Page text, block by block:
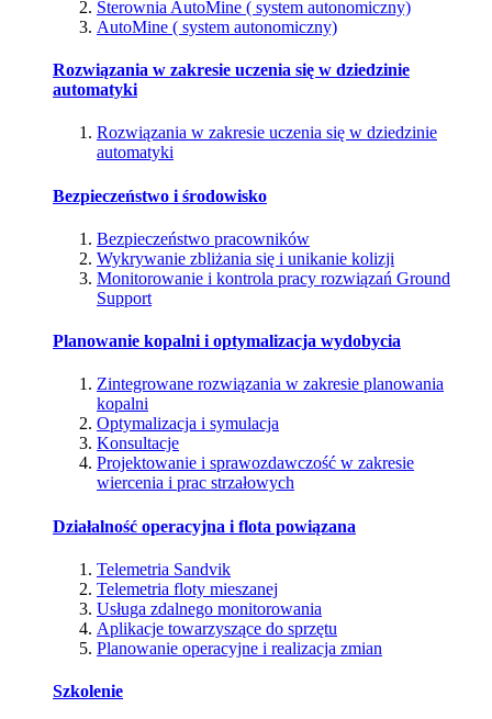
Sterownia AutoMine ( system autonomiczny)
AutoMine ( system autonomiczny)
Rozwiązania w zakresie uczenia się w dziedzinie
automatyki
Rozwiązania w zakresie uczenia się w dziedzinie
automatyki
Bezpieczeństwo i środowisko
Bezpieczeństwo pracowników
Wykrywanie zbliżania się i unikanie kolizji
Monitorowanie i kontrola pracy rozwiązań Ground
Support
Planowanie kopalni i optymalizacja wydobycia
Zintegrowane rozwiązania w zakresie planowania
kopalni
Optymalizacja i symulacja
Konsultacje
Projektowanie i sprawozdawczość w zakresie
wiercenia i prac strzałowych
Działalność operacyjna i flota powiązana
Telemetria Sandvik
Telemetria floty mieszanej
Usługa zdalnego monitorowania
Aplikacje towarzyszące do sprzętu
Planowanie operacyjne i realizacja zmian
Szkolenie